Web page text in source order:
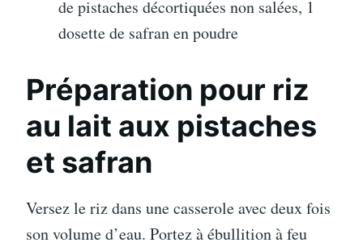
de pistaches décortiquées non salées, 1
dosette de safran en poudre
Préparation pour riz
au lait aux pistaches
et safran
Versez le riz dans une casserole avec deux fois
son volume d’eau. Portez à ébullition à feu